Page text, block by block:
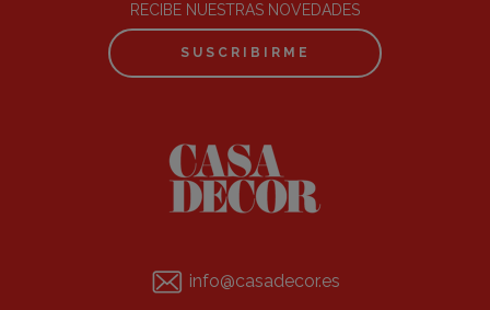
RECIBE NUESTRAS NOVEDADES
SUSCRIBIRME
info@casadecor.es